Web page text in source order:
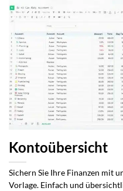
Kontoübersicht
Sichern Sie Ihre Finanzen mit
Vorlage. Einfach und